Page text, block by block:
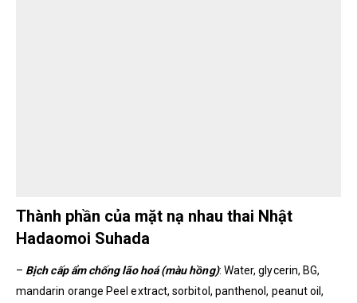
Thành phần của mặt nạ nhau thai Nhật
Hadaomoi Suhada
– Bịch cấp ẩm chống lão hoá (màu hồng): Water, glycerin, BG,
mandarin orange Peel extract, sorbitol, panthenol, peanut oil,